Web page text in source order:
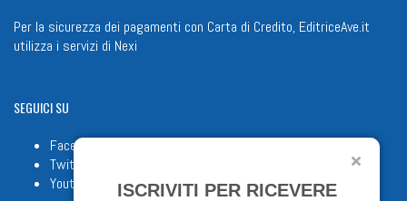
Per la sicurezza dei pagamenti con Carta di Credito, EditriceAve.it
utilizza i servizi di Nexi
SEGUICISU
Facebook
Twitter
Youtube
ISCRIVITI PER RICEVERE